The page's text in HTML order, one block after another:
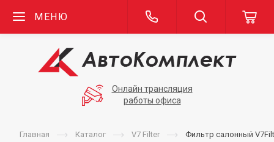
МЕНЮ
Онлайн трансляция
работы офиса
Главная Каталог V7 Filter Фильтр салонный